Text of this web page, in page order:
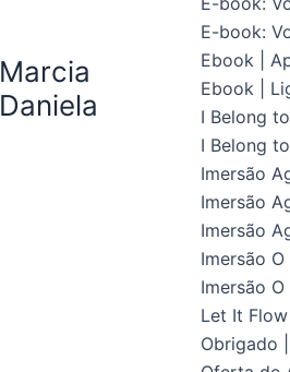
Marcia
Daniela
E-book:
Ebook |
Ebook |
I Belong
I Belong
Imersão
Imersão
Imersão
Imersão O
Imersão O
Let It Flow
Obrigado